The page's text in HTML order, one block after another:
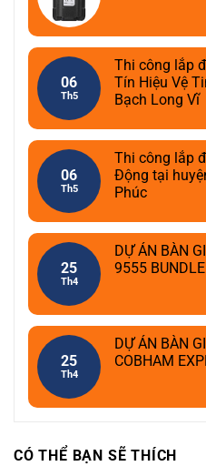
06
Th5
Thi công lắp
Tín Hiệu Vệ
Bạch Long Vĩ
06
Th5
Thi công lắp
Động tại
Phúc
25
Th4
DỰ ÁN BÀN
9555 BUNDLE
25
Th4
DỰ ÁN BÀN
COBHAM
CÓ THỂ BẠN SẼ THÍCH